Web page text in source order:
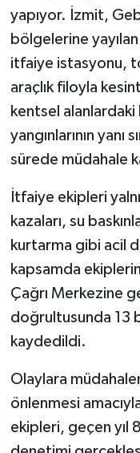
yapıyor. İzmit,
bölgelerine
itfaiye istasyonu,
araçlık filoyla
kentsel
yangınlarının yanı
sürede müdahale
İtfaiye ekipleri
kazaları, su
kurtarma gibi acil
kapsamda
Çağrı Merkezine
doğrultusunda 13
kaydedildi.
Olaylara
önlenmesi
ekipleri, geçen yıl